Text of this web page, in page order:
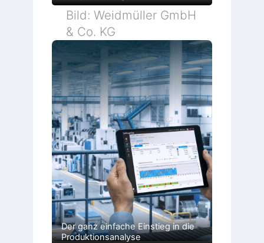
Bild: Weidmüller GmbH
& Co. KG
Der ganz einfache Einstieg in die
Produktionsanalyse